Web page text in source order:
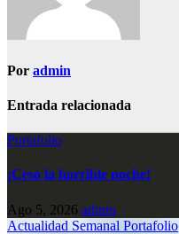
Por admin
Entrada relacionada
Portafolio
¡Cesó la horrible noche!
Ago 5, 2026 admin
Actualidad Semanal Portafolio